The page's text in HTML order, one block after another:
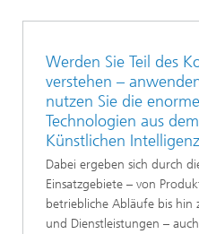
Werden Sie Teil des
verstehen –
nutzen Sie die
Technologien aus
Künstlichen
Dabei ergeben sich durch
Einsatzgebiete – von
betriebliche Abläufe bis
und Dienstleistungen –